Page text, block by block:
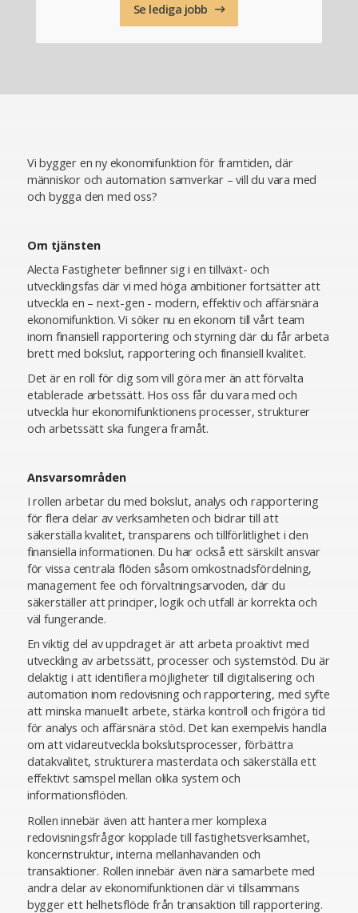
Se lediga jobb
Vi bygger en ny ekonomifunktion för framtiden, där
människor och automation samverkar – vill du vara med
och bygga den med oss?
Om tjänsten
Alecta Fastigheter befinner sig i en tillväxt- och
utvecklingsfas där vi med höga ambitioner fortsätter att
utveckla en – next-gen - modern, effektiv och affärsnära
ekonomifunktion. Vi söker nu en ekonom till vårt team
inom finansiell rapportering och styrning där du får arbeta
brett med bokslut, rapportering och finansiell kvalitet.
Det är en roll för dig som vill göra mer än att förvalta
etablerade arbetssätt. Hos oss får du vara med och
utveckla hur ekonomifunktionens processer, strukturer
och arbetssätt ska fungera framåt.
Ansvarsområden
I rollen arbetar du med bokslut, analys och rapportering
för flera delar av verksamheten och bidrar till att
säkerställa kvalitet, transparens och tillförlitlighet i den
finansiella informationen. Du har också ett särskilt ansvar
för vissa centrala flöden såsom omkostnadsfördelning,
management fee och förvaltningsarvoden, där du
säkerställer att principer, logik och utfall är korrekta och
väl fungerande.
En viktig del av uppdraget är att arbeta proaktivt med
utveckling av arbetssätt, processer och systemstöd. Du är
delaktig i att identifiera möjligheter till digitalisering och
automation inom redovisning och rapportering, med syfte
att minska manuellt arbete, stärka kontroll och frigöra tid
för analys och affärsnära stöd. Det kan exempelvis handla
om att vidareutveckla bokslutsprocesser, förbättra
datakvalitet, strukturera masterdata och säkerställa ett
effektivt samspel mellan olika system och
informationsflöden.
Rollen innebär även att hantera mer komplexa
redovisningsfrågor kopplade till fastighetsverksamhet,
koncernstruktur, interna mellanhavanden och
transaktioner. Rollen innebär även nära samarbete med
andra delar av ekonomifunktionen där vi tillsammans
bygger ett helhetsflöde från transaktion till rapportering.